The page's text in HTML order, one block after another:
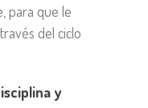
para que le
del ciclo
y